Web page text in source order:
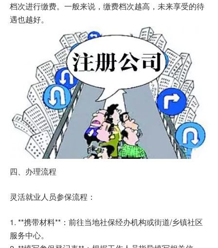
档次进行缴费。一般来说，缴费档次越高，未来享受的待
遇也越好。
四、办理流程
灵活就业人员参保流程：
1. **携带材料**：前往当地社保经办机构或街道/乡镇社区
服务中心。